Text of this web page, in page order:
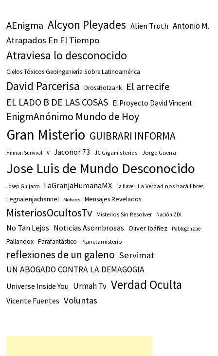
AEnigma Alcyon Pleyades Alien Truth Antonio M.
Atrapados En El Tiempo
Atraviesa lo desconocido
Cielos Tóxicos Geoingeniería Sobre Latinoamérica
David Parcerisa DrossRotzank El arrecife
EL LADO B DE LAS COSAS El Proyecto David Vincent
EnigmAnónimo Mundo de Hoy
Gran Misterio GUIBRARI INFORMA
Human Survival TV Jaconor 73 JC Gigamisterios Jorge Guerra
Jose Luis de Mundo Desconocido
Josep Guijarro LaGranjaHumanaMX La llave La Verdad nos hará libres
Legnalenjachannel Melvecs Mensajes Revelados
MisteriosOcultosTv Misterios Sin Resolver Nación ZDI
No Tan Lejos Noticias Asombrosas Oliver Ibáñez Pablogonzae
Pallandox Parafantástico Planetamisterio
reflexiones de un galeno Servimat
UN ABOGADO CONTRA LA DEMAGOGIA
Universe Inside You Urmah Tv Verdad Oculta
Vicente Fuentes Voluntas